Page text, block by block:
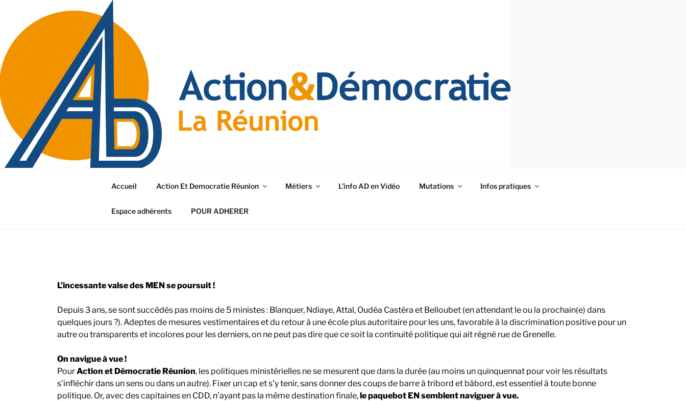
Accueil Action Et Democratie Réunion Métiers L’info AD en Vidéo Mutations Infos pratiques
Espace adhérents POUR ADHERER
L’incessante valse des MEN se poursuit !
Depuis 3 ans, se sont succédés pas moins de 5 ministes : Blanquer, Ndiaye, Attal, Oudéa Castéra et Belloubet (en attendant le ou la prochain(e) dans
quelques jours ?). Adeptes de mesures vestimentaires et du retour à une école plus autoritaire pour les uns, favorable à la discrimination positive pour un
autre ou transparents et incolores pour les derniers, on ne peut pas dire que ce soit la continuité politique qui ait régné rue de Grenelle.
On navigue à vue !
PourAction et Démocratie Réunion, les politiques ministérielles ne se mesurent que dans la durée (au moins un quinquennat pour voir les résultats
s’infléchir dans un sens ou dans un autre). Fixer un cap et s’y tenir, sans donner des coups de barre à tribord et bâbord, est essentiel à toute bonne
politique. Or, avec des capitaines en CDD, n’ayant pas la même destination finale,le paquebot EN semblent naviguer à vue.